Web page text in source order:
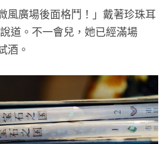
風廣場後面格鬥！」戴著珍珠耳
道。不一會兒，她已經滿場
酒。